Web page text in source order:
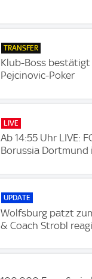
TRANSFER
Klub-Boss bestätigt
Pejcinovic-Poker
LIVE
Ab 14:55 Uhr LIVE:
Borussia Dortmund
UPDATE
Wolfsburg patzt
& Coach Strobl